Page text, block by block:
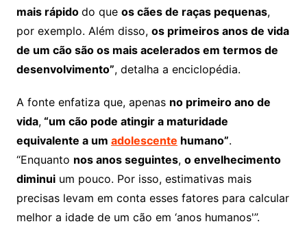
mais rápido do que os cães de raças pequenas,
por exemplo. Além disso, os primeiros anos de vida
de um cão são os mais acelerados em termos de
desenvolvimento”, detalha a enciclopédia.
A fonte enfatiza que, apenas no primeiro ano de
vida,“um cão pode atingir a maturidade
equivalente a um adolescente humano”.
“Enquanto nos anos seguintes, o envelhecimento
diminuium pouco. Por isso, estimativas mais
precisas levam em conta esses fatores para calcular
melhor a idade de um cão em ‘anos humanos'”.